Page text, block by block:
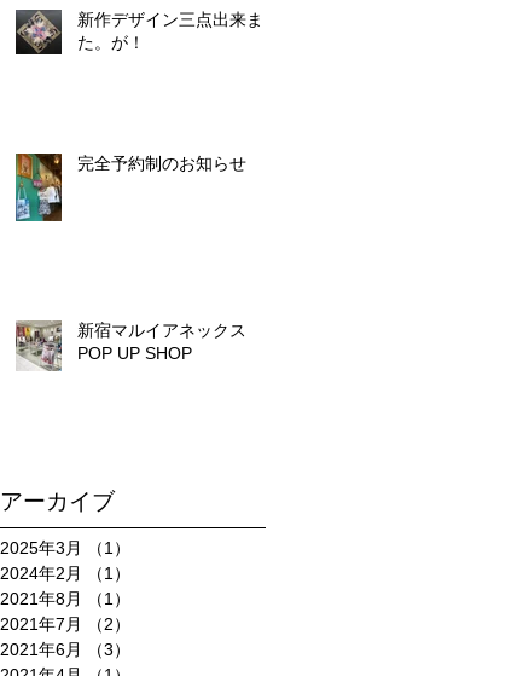
新作デザイン三点出来まし
た。が！
完全予約制のお知らせ
新宿マルイアネックス
POP UP SHOP
アーカイブ
2025年3月 （1）
2024年2月
（1）
2021年8月
（1）
2021年7月
（2）
2021年6月
（3）